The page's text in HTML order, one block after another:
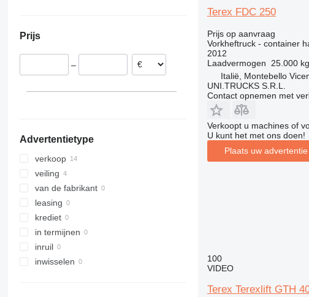
560
ESE
Kanvan
RC
RX
SXD
SXH
RRESpanje
Duitsland
Prijs
–
Advertentietype
verkoop
veiling
van de fabrikant
leasing
krediet
in termijnen
inruil
inwisselen
Terex FDC 250
Prijs op aanvraag
Vorkheftruck - container
2012
Laadvermogen
25.000 kg
Italië, Montebello
UNI.TRUCKS S.R.L.
Contact opnemen met
Verkoopt u machines of
U kunt het met ons doen!
Plaats uw advertentie
100
VIDEO
Terex Terexlift GTH